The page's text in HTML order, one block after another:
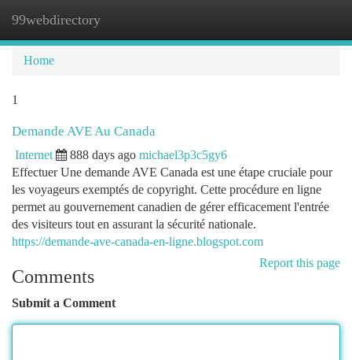
99webdirectory
Home
1
Demande AVE Au Canada
Internet 888 days ago michael3p3c5gy6
Effectuer Une demande AVE Canada est une étape cruciale pour
les voyageurs exemptés de copyright. Cette procédure en ligne
permet au gouvernement canadien de gérer efficacement l'entrée
des visiteurs tout en assurant la sécurité nationale.
https://demande-ave-canada-en-ligne.blogspot.com
Report this page
Comments
Submit a Comment